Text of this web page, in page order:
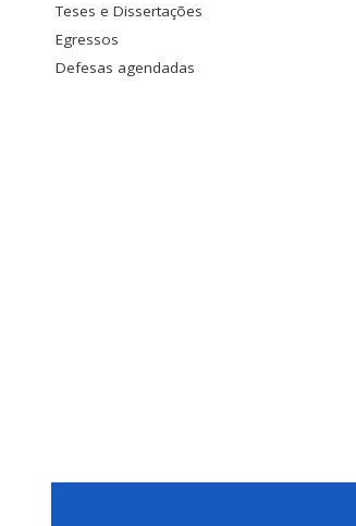
Teses e Dissertações
Egressos
Defesas agendadas